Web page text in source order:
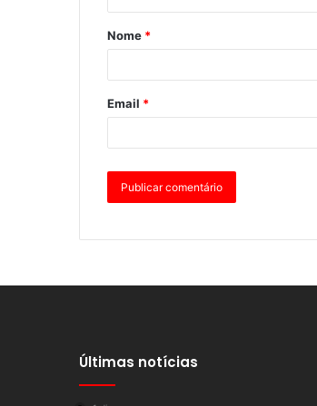
Nome *
Email *
Últimas notícias